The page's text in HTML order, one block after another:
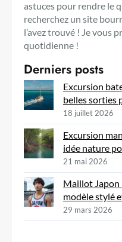
astuces pour rendre le
recherchez un site
l’avez trouvé ! Je vous
quotidienne !
Derniers posts
Excursion
belles sorties
18 juillet 2026
Excursion
idée nature
21 mai 2026
Maillot Japon
modèle stylé
29 mars 2026